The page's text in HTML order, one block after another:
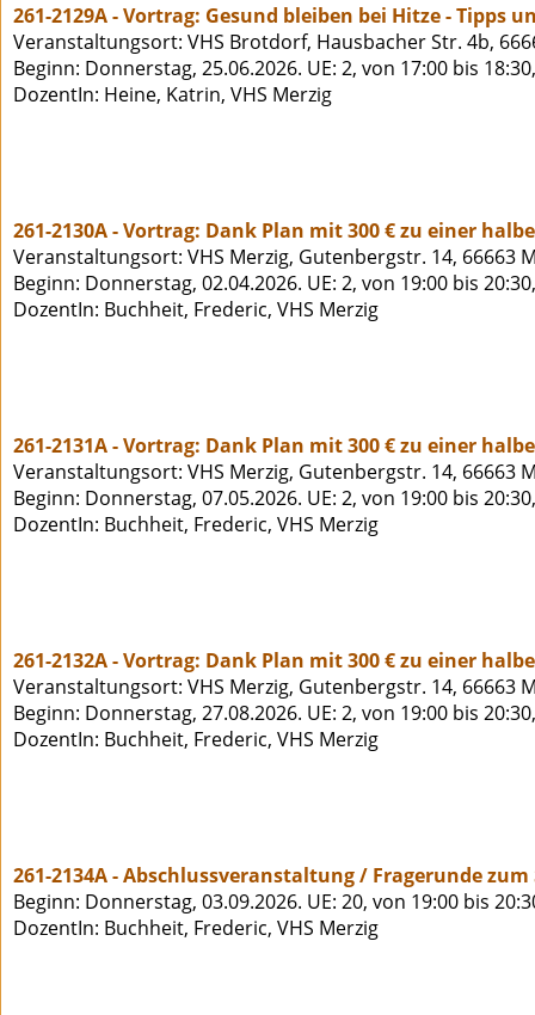
261-2129A - Vortrag: Gesund bleiben bei Hitze - Tipps
Veranstaltungsort: VHS Brotdorf, Hausbacher Str. 4b,
Beginn: Donnerstag, 25.06.2026. UE: 2, von 17:00 bis
DozentIn: Heine, Katrin, VHS Merzig
261-2130A - Vortrag: Dank Plan mit 300 € zu einer
Veranstaltungsort: VHS Merzig, Gutenbergstr. 14, 66663
Beginn: Donnerstag, 02.04.2026. UE: 2, von 19:00 bis
DozentIn: Buchheit, Frederic, VHS Merzig
261-2131A - Vortrag: Dank Plan mit 300 € zu einer
Veranstaltungsort: VHS Merzig, Gutenbergstr. 14, 66663
Beginn: Donnerstag, 07.05.2026. UE: 2, von 19:00 bis
DozentIn: Buchheit, Frederic, VHS Merzig
261-2132A - Vortrag: Dank Plan mit 300 € zu einer
Veranstaltungsort: VHS Merzig, Gutenbergstr. 14, 66663
Beginn: Donnerstag, 27.08.2026. UE: 2, von 19:00 bis
DozentIn: Buchheit, Frederic, VHS Merzig
261-2134A - Abschlussveranstaltung / Fragerunde
Beginn: Donnerstag, 03.09.2026. UE: 20, von 19:00 bis
DozentIn: Buchheit, Frederic, VHS Merzig